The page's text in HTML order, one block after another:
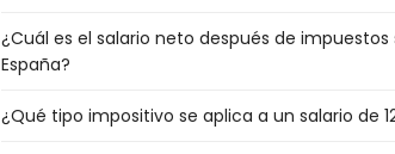
¿Cuál es el salario neto después de
España?
¿Qué tipo impositivo se aplica a un salario de